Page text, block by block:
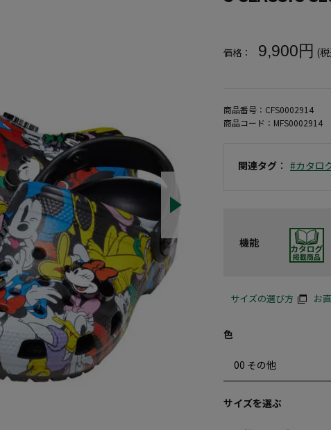
価格： 9,900円 (
商品番号： CFS0002914
商品コード： MFS0002914
関連タグ ： #カタロ
機能
サイズの選び方 お
色
サイズを選ぶ